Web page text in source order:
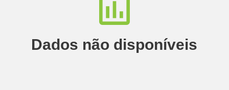
Dados não disponíveis